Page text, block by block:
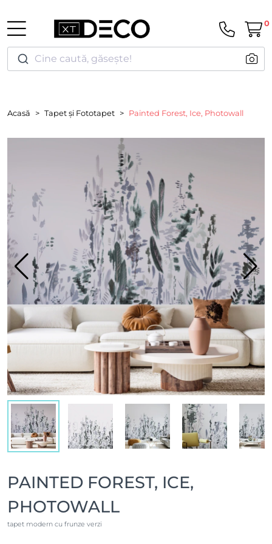
Cine caută, găsește!
0
Acasă Tapet și Fototapet Painted Forest, Ice, Photowall
PAINTED FOREST, ICE,
PHOTOWALL
tapet modern cu frunze verzi